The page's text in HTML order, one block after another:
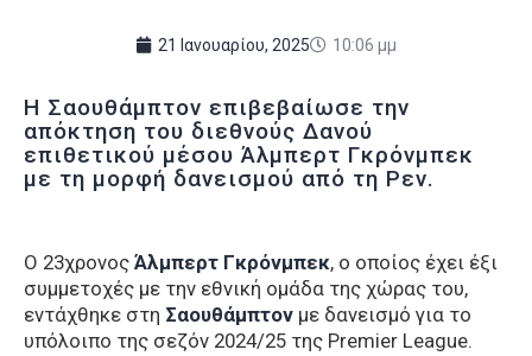
21 Ιανουαρίου, 2025 10:06 μμ
Η Σαουθάμπτον επιβεβαίωσε την
απόκτηση του διεθνούς Δανού
επιθετικού μέσου Άλμπερτ Γκρόνμπεκ
με τη μορφή δανεισμού από τη Ρεν.
Ο 23χρονος Άλμπερτ Γκρόνμπεκ, ο οποίος έχει έξι
συμμετοχές με την εθνική ομάδα της χώρας του,
εντάχθηκε στη Σαουθάμπτον με δανεισμό για το
υπόλοιπο της σεζόν 2024/25 της Premier League.